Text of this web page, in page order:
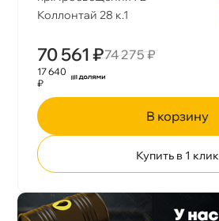
Коллонтай 28 к.1
70 561 ₽74 275 ₽
17 640
₽
корзину
Купить в 1 клик